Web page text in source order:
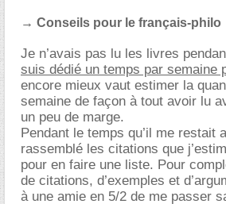
→ Conseils pour le français-philo
Je n’avais pas lu les livres
suis dédié un temps par semaine
encore mieux vaut estimer la
semaine de façon à tout avoir lu
un peu de marge.
Pendant le temps qu’il me restait
rassemblé les citations que
pour en faire une liste. Pour
de citations, d’exemples et
à une amie en 5/2 de me passer